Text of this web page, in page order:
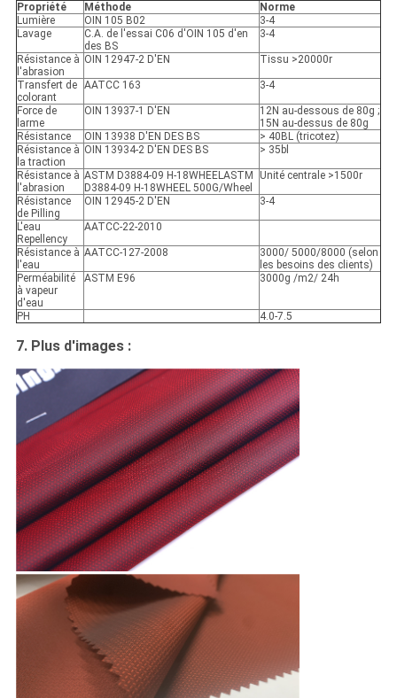
Propriété Méthode
Norme
Lumière
OIN 105 B02
3-4
Lavage
C.A. de l'essai C06 d'OIN 105 d'en
des BS
3-4
Résistance à
l'abrasion
OIN 12947-2 D'EN Tissu >20000r
Transfert de
colorant
AATCC 163 3-4
Force de
larme
OIN 13937-1 D'EN
12N au-dessous de 80g ;
15N au-dessus de 80g
Résistance
OIN 13938 D'EN DES BS
> 40BL (tricotez)
Résistance à
la traction
OIN 13934-2 D'EN DES BS > 35bl
Résistance à
l'abrasion
ASTM D3884-09 H-18WHEELASTM
D3884-09 H-18WHEEL 500G/Wheel
Unité centrale >1500r
Résistance
de Pilling
OIN 12945-2 D'EN 3-4
L'eau
Repellency
AATCC-22-2010
Résistance à
l'eau
AATCC-127-2008
3000/ 5000/8000 (selon
les besoins des clients)
Perméabilité
à vapeur
d'eau
ASTM E96 3000g /m2/ 24h
PH 4.0-7.5
7. Plus d'images :